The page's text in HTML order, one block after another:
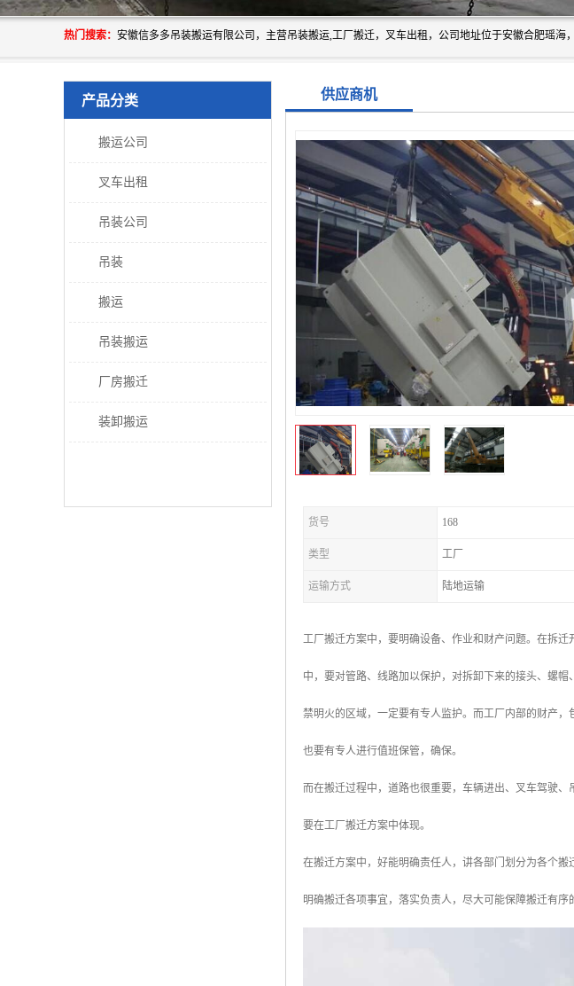
热门搜索：
产品分类
搬运公司
叉车出租
吊装公司
吊装
搬运
吊装搬运
厂房搬迁
装卸搬运
供应商机
货号 168
类型 工厂
运输方式 陆地运输
工厂搬迁方案中，要明确设备、作业和财产问题。在拆
中，要对管路、线路加以保护，对拆卸下来的接头、螺
禁明火的区域，一定要有专人监护。而工厂内部的财产
也要有专人进行值班保管，确保。
而在搬迁过程中，道路也很重要，车辆进出、叉车驾驶
要在工厂搬迁方案中体现。
在搬迁方案中，好能明确责任人，讲各部门划分为各个
明确搬迁各项事宜，落实负责人，尽大可能保障搬迁有序